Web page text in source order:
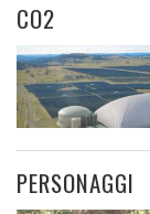
CO2
PERSONAGGI